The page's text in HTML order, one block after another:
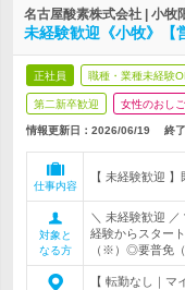
名古屋酸素株式会社 | 小牧
未経験歓迎《小牧》【
正社員 職種・業種未経験
第二新卒歓迎 女性のおし
情報更新日：2026/06/19 終
仕事内容
【 未経験歓迎
対象と
なる方
＼ 未経験歓迎
経験からスター
（※）◎要普免（
【 転勤なし｜